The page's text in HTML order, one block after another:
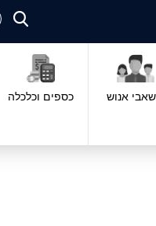
אנוש כספים וכלכלה